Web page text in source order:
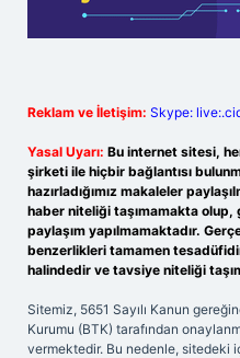
Reklam ve İletişim: Skype:
Yasal Uyarı: Bu internet sitesi,
şirketi ile hiçbir bağlantısı
hazırladığımız makaleler
haber niteliği taşımamakta olup,
paylaşım yapılmamaktadır.
benzerlikleri tamamen
halindedir ve tavsiye niteliği
Sitemiz, 5651 Sayılı Kanun
Kurumu (BTK) tarafından
vermektedir. Bu nedenle, sitedeki